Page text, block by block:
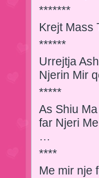
*******
Krejt Mass
******
Urrejtja
Njerin Mir
*****
As Shiu
far Njeri
…
****
Me mir nje